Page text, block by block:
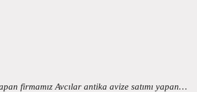
firmamız Avcılar antika avize satımı yapan…